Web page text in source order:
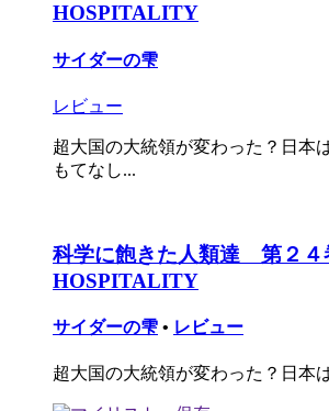
HOSPITALITY
サイダーの雫
レビュー
超大国の大統領が変わった？日本
もてなし...
科学に飽きた人類達 第２
HOSPITALITY
サイダーの雫 • レビュー
超大国の大統領が変わった？日本